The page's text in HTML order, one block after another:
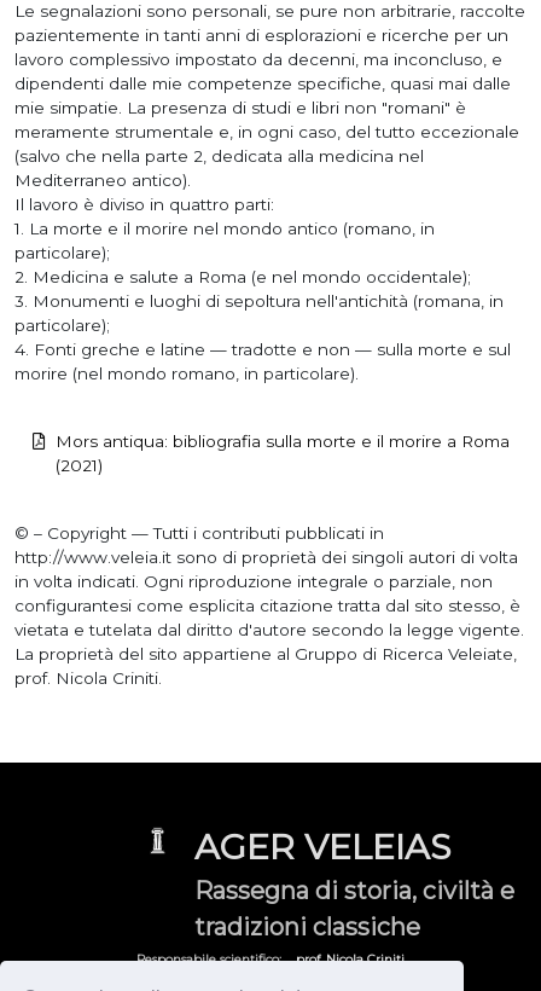
Le segnalazioni sono personali, se pure non arbitrarie, raccolte
pazientemente in tanti anni di esplorazioni e ricerche per un
lavoro complessivo impostato da decenni, ma inconcluso, e
dipendenti dalle mie competenze specifiche, quasi mai dalle
mie simpatie. La presenza di studi e libri non "romani" è
meramente strumentale e, in ogni caso, del tutto eccezionale
(salvo che nella parte 2, dedicata alla medicina nel
Mediterraneo antico).
Il lavoro è diviso in quattro parti:
1. La morte e il morire nel mondo antico (romano, in
particolare);
2. Medicina e salute a Roma (e nel mondo occidentale);
3. Monumenti e luoghi di sepoltura nell'antichità (romana, in
particolare);
4. Fonti greche e latine — tradotte e non — sulla morte e sul
morire (nel mondo romano, in particolare).
Mors antiqua: bibliografia sulla morte e il morire a Roma
(2021)
© – Copyright — Tutti i contributi pubblicati in
http://www.veleia.it sono di proprietà dei singoli autori di volta
in volta indicati. Ogni riproduzione integrale o parziale, non
configurantesi come esplicita citazione tratta dal sito stesso, è
vietata e tutelata dal diritto d'autore secondo la legge vigente.
La proprietà del sito appartiene al Gruppo di Ricerca Veleiate,
prof. Nicola Criniti.
AGER VELEIAS
Rassegna di storia, civiltà e
tradizioni classiche
Responsabile scientifico:prof. Nicola Criniti